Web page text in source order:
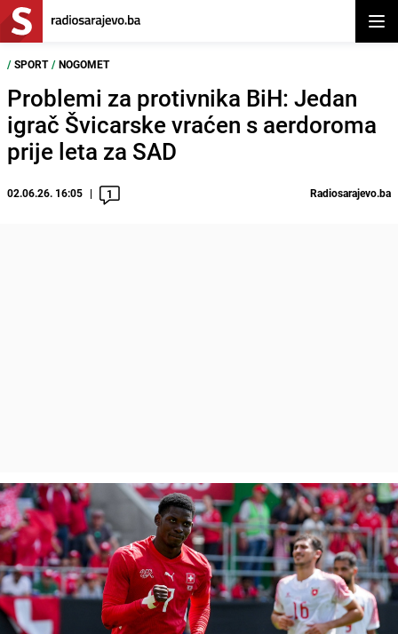
/ SPORT / NOGOMET
Problemi za protivnika BiH: Jedan
igrač Švicarske vraćen s aerdoroma
prije leta za SAD
02.06.26. 16:05 1 Radiosarajevo.ba